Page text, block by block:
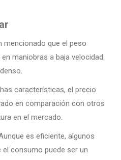
mencionado que el peso
maniobras a baja velocidad
características, el precio
en comparación con otros
en el mercado.
es eficiente, algunos
consumo puede ser un